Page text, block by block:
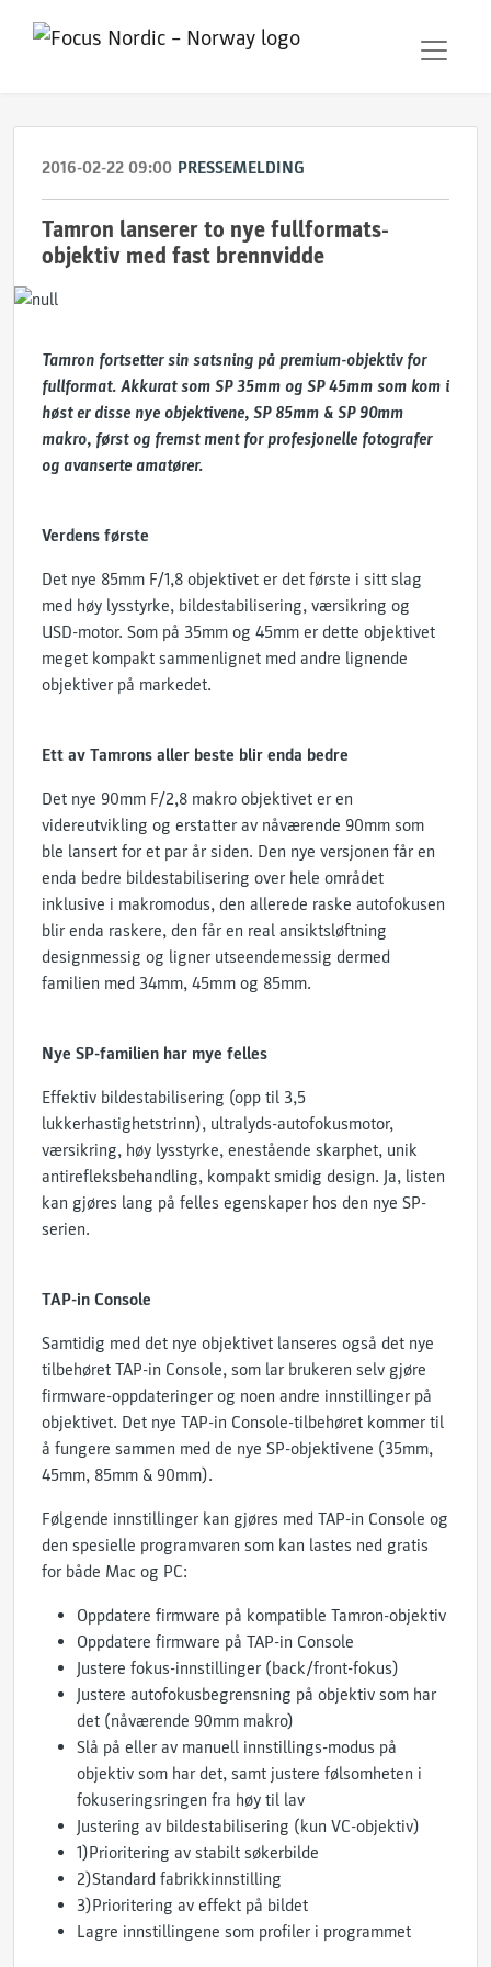
2016-02-22 09:00 PRESSEMELDING
Tamron lanserer to nye fullformats-
objektiv med fast brennvidde
Tamron fortsetter sin satsning på premium-objektiv for
fullformat. Akkurat som SP 35mm og SP 45mm som kom i
høst er disse nye objektivene, SP 85mm & SP 90mm
makro, først og fremst ment for profesjonelle fotografer
og avanserte amatører.
Verdens første
Det nye 85mm F/1,8 objektivet er det første i sitt slag
med høy lysstyrke, bildestabilisering, værsikring og
USD-motor. Som på 35mm og 45mm er dette objektivet
meget kompakt sammenlignet med andre lignende
objektiver på markedet.
Ett av Tamrons aller beste blir enda bedre
Det nye 90mm F/2,8 makro objektivet er en
videreutvikling og erstatter av nåværende 90mm som
ble lansert for et par år siden. Den nye versjonen får en
enda bedre bildestabilisering over hele området
inklusive i makromodus, den allerede raske autofokusen
blir enda raskere, den får en real ansiktsløftning
designmessig og ligner utseendemessig dermed
familien med 34mm, 45mm og 85mm.
Nye SP-familien har mye felles
Effektiv bildestabilisering (opp til 3,5
lukkerhastighetstrinn), ultralyds-autofokusmotor,
værsikring, høy lysstyrke, enestående skarphet, unik
antirefleksbehandling, kompakt smidig design. Ja, listen
kan gjøres lang på felles egenskaper hos den nye SP-
serien.
TAP-in Console
Samtidig med det nye objektivet lanseres også det nye
tilbehøret TAP-in Console, som lar brukeren selv gjøre
firmware-oppdateringer og noen andre innstillinger på
objektivet. Det nye TAP-in Console-tilbehøret kommer til
å fungere sammen med de nye SP-objektivene (35mm,
45mm, 85mm & 90mm).
Følgende innstillinger kan gjøres med TAP-in Console og
den spesielle programvaren som kan lastes ned gratis
for både Mac og PC:
Oppdatere firmware på kompatible Tamron-objektiv
Oppdatere firmware på TAP-in Console
Justere fokus-innstillinger (back/front-fokus)
Justere autofokusbegrensning på objektiv som har
det (nåværende 90mm makro)
Slå på eller av manuell innstillings-modus på
objektiv som har det, samt justere følsomheten i
fokuseringsringen fra høy til lav
Justering av bildestabilisering (kun VC-objektiv)
1)Prioritering av stabilt søkerbilde
2)Standard fabrikkinnstilling
3)Prioritering av effekt på bildet
Lagre innstillingene som profiler i programmet